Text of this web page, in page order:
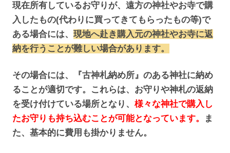
現在所有しているお守りが、遠方の神社やお寺で購
入したもの(代わりに買ってきてもらったもの等)で
ある場合には、 現地へ赴き購入元の神社やお寺に返
納を行うことが難しい場合があります。
その場合には、『古神札納め所』のある神社に納め
ることが適切です。これらは、お守りや神札の返納
を受け付けている場所となり、 様々な神社で購入し
たお守りも持ち込むことが可能となっています。
ま
た、基本的に費用も掛かりません。